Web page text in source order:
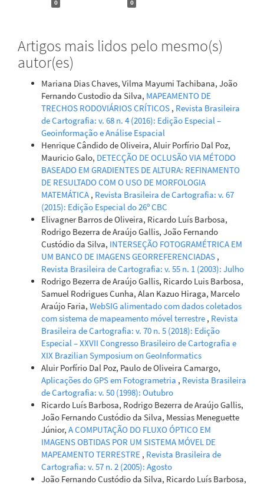
0 0
Artigos mais lidos pelo mesmo(s)
autor(es)
Mariana Dias Chaves, Vilma Mayumi Tachibana, João
Fernando Custodio da Silva, MAPEAMENTO DE
TRECHOS RODOVIÁRIOS CRÍTICOS , Revista Brasileira
de Cartografia: v. 68 n. 4 (2016): Edição Especial –
Geoinformação e Análise Espacial
Henrique Cândido de Oliveira, Aluir Porfírio Dal Poz,
Mauricio Galo, DETECÇÃO DE OCLUSÃO VIA MÉTODO
BASEADO EM GRADIENTES DE ALTURA: REFINAMENTO
DE RESULTADO COM O USO DE MORFOLOGIA
MATEMÁTICA , Revista Brasileira de Cartografia: v. 67
(2015): Edição Especial do 26º CBC
Elivagner Barros de Oliveira, Ricardo Luís Barbosa,
Rodrigo Bezerra de Araújo Gallis, João Fernando
Custódio da Silva, INTERSEÇÃO FOTOGRAMÉTRICA EM
UM BANCO DE IMAGENS GEORREFERENCIADAS ,
Revista Brasileira de Cartografia: v. 55 n. 1 (2003): Julho
Rodrigo Bezerra de Araújo Gallis, Ricardo Luis Barbosa,
Samuel Rodrigues Cunha, Alan Kazuo Hiraga, Marcelo
Araújo Faria, WebSIG alimentado com dados coletados
com sistema de mapeamento móvel terrestre , Revista
Brasileira de Cartografia: v. 70 n. 5 (2018): Edição
Especial – XXVII Congresso Brasileiro de Cartografia e
XIX Brazilian Symposium on GeoInformatics
Aluir Porfírio Dal Poz, Paulo de Oliveira Camargo,
Aplicações do GPS em Fotogrametria , Revista Brasileira
de Cartografia: v. 50 (1998): Outubro
Ricardo Luís Barbosa, Rodrigo Bezerra de Araújo Gallis,
João Fernando Custódio da Silva, Messias Meneguette
Júnior, A COMPUTAÇÃO DO FLUXO ÓPTICO EM
IMAGENS OBTIDAS POR UM SISTEMA MÓVEL DE
MAPEAMENTO TERRESTRE , Revista Brasileira de
Cartografia: v. 57 n. 2 (2005): Agosto
João Fernando Custódio da Silva, Ricardo Luís Barbosa,